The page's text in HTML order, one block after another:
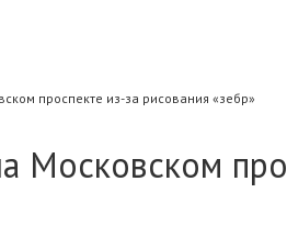
проспекте из-за рисования «зебр»
Московском